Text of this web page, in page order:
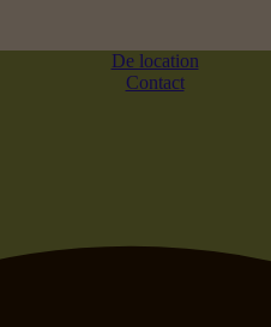
De location
Contact